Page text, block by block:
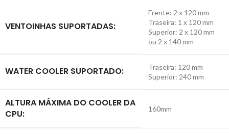
VENTOINHAS SUPORTADAS:
Frente: 2 x 120 mm
Traseira: 1 x 120 mm
Superior: 2 x 120 mm
ou 2 x 140 mm
WATER COOLER SUPORTADO:
Traseira: 120 mm
Superior: 240 mm
ALTURA MÁXIMA DO COOLER DA
CPU:
160mm